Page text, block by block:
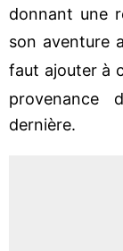
donnant une
son aventure
faut ajouter à
provenance
dernière.